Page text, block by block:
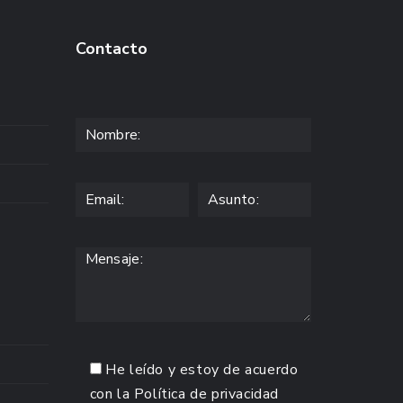
Contacto
He leído y estoy de acuerdo
con la Política de privacidad